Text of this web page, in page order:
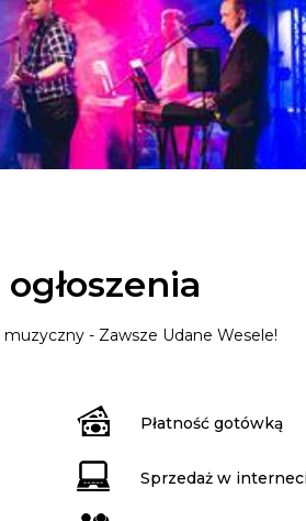
muzyczny - Zawsze Udane Wesele!
Płatność gotówką
Sprzedaż w